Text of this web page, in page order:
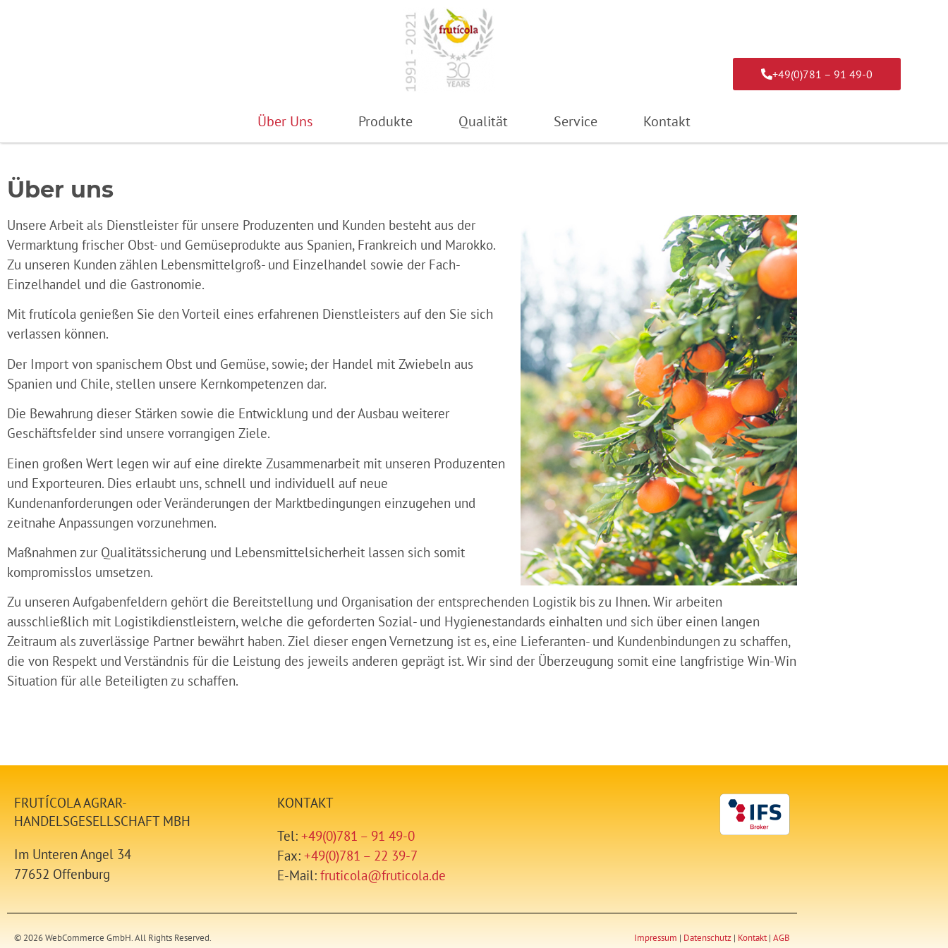
+49(0)781 – 91 49-0
Über Uns Produkte Qualität Service Kontakt
Über uns
Unsere Arbeit als Dienstleister für unsere Produzenten und Kunden besteht aus der
Vermarktung frischer Obst- und Gemüseprodukte aus Spanien, Frankreich und Marokko.
Zu unseren Kunden zählen Lebensmittelgroß- und Einzelhandel sowie der Fach-
Einzelhandel und die Gastronomie.
Mit frutícola genießen Sie den Vorteil eines erfahrenen Dienstleisters auf den Sie sich
verlassen können.
Der Import von spanischem Obst und Gemüse, sowie, der Handel mit Zwiebeln aus
Spanien und Chile, stellen unsere Kernkompetenzen dar.
Die Bewahrung dieser Stärken sowie die Entwicklung und der Ausbau weiterer
Geschäftsfelder sind unsere vorrangigen Ziele.
Einen großen Wert legen wir auf eine direkte Zusammenarbeit mit unseren Produzenten
und Exporteuren. Dies erlaubt uns, schnell und individuell auf neue
Kundenanforderungen oder Veränderungen der Marktbedingungen einzugehen und
zeitnahe Anpassungen vorzunehmen.
Maßnahmen zur Qualitätssicherung und Lebensmittelsicherheit lassen sich somit
kompromisslos umsetzen.
Zu unseren Aufgabenfeldern gehört die Bereitstellung und Organisation der entsprechenden Logistik bis zu Ihnen. Wir arbeiten
ausschließlich mit Logistikdienstleistern, welche die geforderten Sozial- und Hygienestandards einhalten und sich über einen langen
Zeitraum als zuverlässige Partner bewährt haben. Ziel dieser engen Vernetzung ist es, eine Lieferanten- und Kundenbindungen zu schaffen,
die von Respekt und Verständnis für die Leistung des jeweils anderen geprägt ist. Wir sind der Überzeugung somit eine langfristige Win-Win
Situation für alle Beteiligten zu schaffen.
FRUTÍCOLA AGRAR-
HANDELSGESELLSCHAFT MBH
Im Unteren Angel 34
77652 Offenburg
KONTAKT
Tel:+49(0)781 – 91 49-0
Fax:+49(0)781 – 22 39-7
E-Mail:fruticola@fruticola.de
© 2026 WebCommerce GmbH. All Rights Reserved. Impressum | Datenschutz | Kontakt| AGB